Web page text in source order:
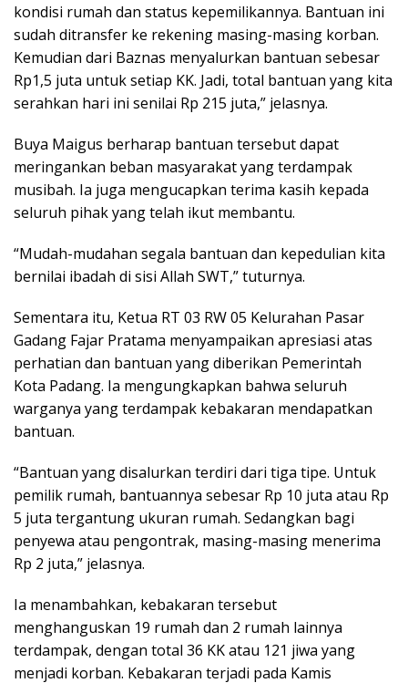
kondisi rumah dan status kepemilikannya. Bantuan ini
sudah ditransfer ke rekening masing-masing korban.
Kemudian dari Baznas menyalurkan bantuan sebesar
Rp1,5 juta untuk setiap KK. Jadi, total bantuan yang kita
serahkan hari ini senilai Rp 215 juta,” jelasnya.
Buya Maigus berharap bantuan tersebut dapat
meringankan beban masyarakat yang terdampak
musibah. Ia juga mengucapkan terima kasih kepada
seluruh pihak yang telah ikut membantu.
“Mudah-mudahan segala bantuan dan kepedulian kita
bernilai ibadah di sisi Allah SWT,” tuturnya.
Sementara itu, Ketua RT 03 RW 05 Kelurahan Pasar
Gadang Fajar Pratama menyampaikan apresiasi atas
perhatian dan bantuan yang diberikan Pemerintah
Kota Padang. Ia mengungkapkan bahwa seluruh
warganya yang terdampak kebakaran mendapatkan
bantuan.
“Bantuan yang disalurkan terdiri dari tiga tipe. Untuk
pemilik rumah, bantuannya sebesar Rp 10 juta atau Rp
5 juta tergantung ukuran rumah. Sedangkan bagi
penyewa atau pengontrak, masing-masing menerima
Rp 2 juta,” jelasnya.
Ia menambahkan, kebakaran tersebut
menghanguskan 19 rumah dan 2 rumah lainnya
terdampak, dengan total 36 KK atau 121 jiwa yang
menjadi korban. Kebakaran terjadi pada Kamis